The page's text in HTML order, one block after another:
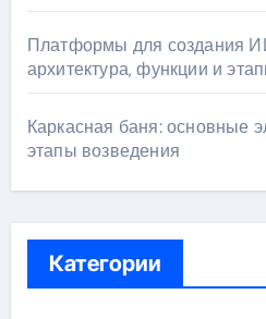
Платформы для создания
архитектура, функции и
Каркасная баня: основные
этапы возведения
Категории